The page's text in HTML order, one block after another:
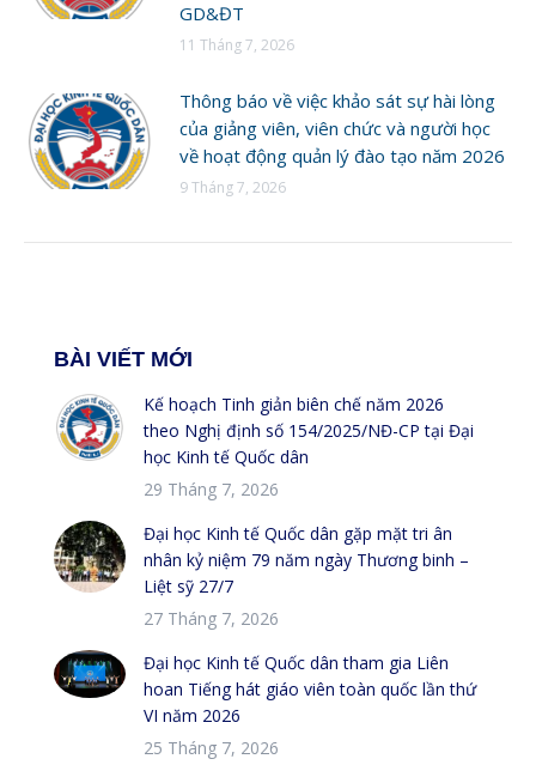
GD&ĐT
11 Tháng 7, 2026
Thông báo về việc khảo sát sự hài lòng
của giảng viên, viên chức và người học
về hoạt động quản lý đào tạo năm 2026
9 Tháng 7, 2026
BÀI VIẾT MỚI
Kế hoạch Tinh giản biên chế năm 2026
theo Nghị định số 154/2025/NĐ-CP tại Đại
học Kinh tế Quốc dân
29 Tháng 7, 2026
Đại học Kinh tế Quốc dân gặp mặt tri ân
nhân kỷ niệm 79 năm ngày Thương binh –
Liệt sỹ 27/7
27 Tháng 7, 2026
Đại học Kinh tế Quốc dân tham gia Liên
hoan Tiếng hát giáo viên toàn quốc lần thứ
VI năm 2026
25 Tháng 7, 2026